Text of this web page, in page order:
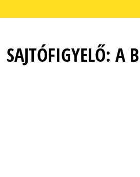
SAJTÓFIGYELŐ: A